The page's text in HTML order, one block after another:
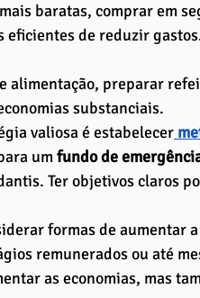
baratas, comprar em
eficientes de reduzir
alimentação, preparar
substanciais.
valiosa é estabelecer
um fundo de
Ter objetivos claros
formas de aumentar
remunerados ou até
as economias, mas